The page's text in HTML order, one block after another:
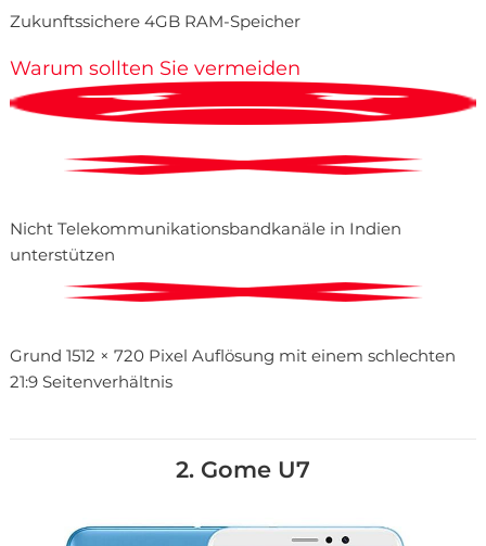
Zukunftssichere 4GB RAM-Speicher
Warum sollten Sie vermeiden
Nicht Telekommunikationsbandkanäle in Indien
unterstützen
Grund 1512 × 720 Pixel Auflösung mit einem schlechten
21:9 Seitenverhältnis
2. Gome U7